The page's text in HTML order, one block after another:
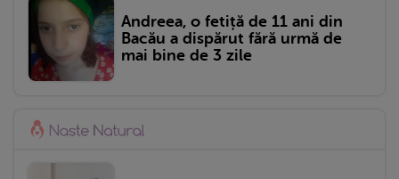
Andreea, o fetiță de 11 ani din
Bacău a dispărut fără urmă de
mai bine de 3 zile